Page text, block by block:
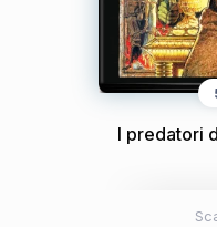
I predatori